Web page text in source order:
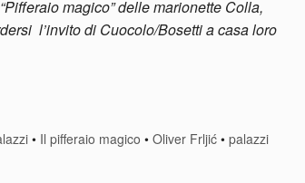
magico” delle marionette Colla,
l’invito di Cuocolo/Bosetti a casa loro
• Il pifferaio magico •Oliver Frljić •palazzi